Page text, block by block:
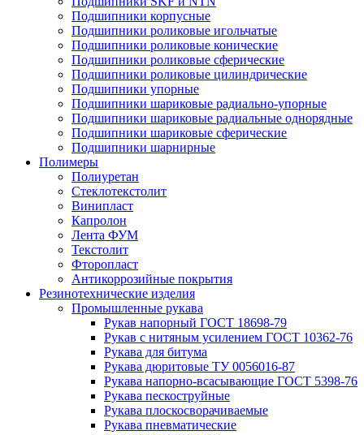
Подшипники корпусные
Подшипники роликовые игольчатые
Подшипники роликовые конические
Подшипники роликовые сферические
Подшипники роликовые цилиндрические
Подшипники упорные
Подшипники шариковые радиально-упорные
Подшипники шариковые радиальные однорядные
Подшипники шариковые сферические
Подшипники шарнирные
Полимеры
Полиуретан
Стеклотекстолит
Винипласт
Капролон
Лента ФУМ
Текстолит
Фторопласт
Антикоррозийные покрытия
Резинотехнические изделия
Промышленные рукава
Рукав напорный ГОСТ 18698-79
Рукав с нитяным усилением ГОСТ 10362-76
Рукава для битума
Рукава дюритовые ТУ 0056016-87
Рукава напорно-всасывающие ГОСТ 5398-76
Рукава пескоструйные
Рукава плоскосворачиваемые
Рукава пневматические